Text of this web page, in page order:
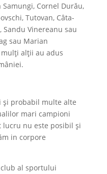
Samungi, Cornel Durău,
Tuto­van, Câta-
Sandu Vinereanu sau
sau Marian
mulți alții au adus
și probabil multe alte
mari campioni
lucru nu este posibil și
in corpore
al sportului